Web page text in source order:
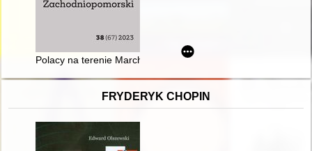
Polacy na terenie Marchii Granicznej (Grenzmark Posen
FRYDERYK CHOPIN